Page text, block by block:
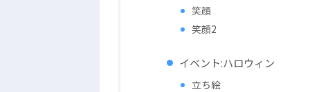
笑顔
笑顔2
イベント:ハロウィン
立ち絵